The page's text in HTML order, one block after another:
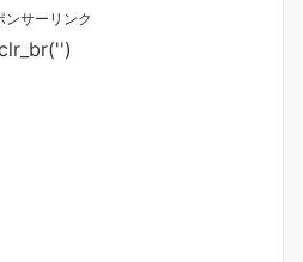
ンサーリンク
')